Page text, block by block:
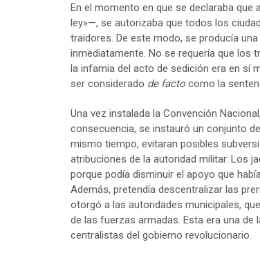
En el momento en que se declaraba que
ley»—, se autorizaba que todos los
traidores. De este modo, se producía
inmediatamente. No se requería que los
la infamia del acto de sedición era en sí
ser considerado de facto como la
Una vez instalada la Convención
consecuencia, se instauró un conjunto
mismo tiempo, evitaran posibles
atribuciones de la autoridad militar. Los
porque podía disminuir el apoyo que
Además, pretendía descentralizar las
otorgó a las autoridades municipales,
de las fuerzas armadas. Esta era una
centralistas del gobierno revolucionario.